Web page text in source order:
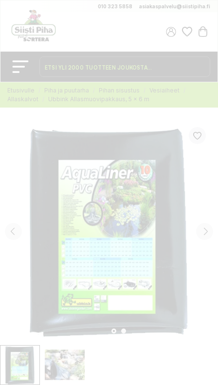
010 323 5858 asiakaspalvelu@siistipiha.fi
Etusivulle Piha ja puutarha Pihan sisustus
Vesiaiheet
Allaskalvot
Ubbink Allasmuovipakkaus, 5 x 6 m